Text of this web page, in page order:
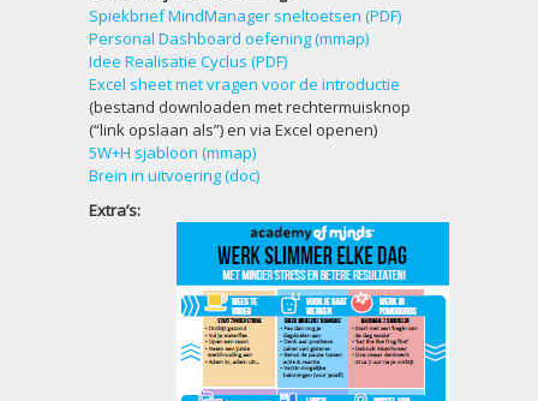
Spiekbrief MindManager sneltoetsen (PDF)
Personal Dashboard oefening (mmap)
Idee Realisatie Cyclus (PDF)
Excel sheet met vragen voor de introductie
(bestand downloaden met rechtermuisknop
(“link opslaan als”) en via Excel openen)
5W+H sjabloon (mmap)
Brein in uitvoering (doc)
Extra’s: